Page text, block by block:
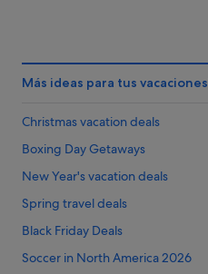
Más ideas para tus vacaciones
Christmas vacation deals
Boxing Day Getaways
New Year's vacation deals
Spring travel deals
Black Friday Deals
Soccer in North America 2026